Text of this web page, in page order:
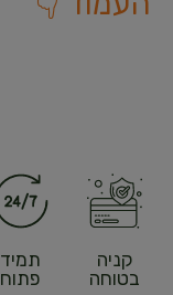
קניה
בטוחה
תמיד
פתוח